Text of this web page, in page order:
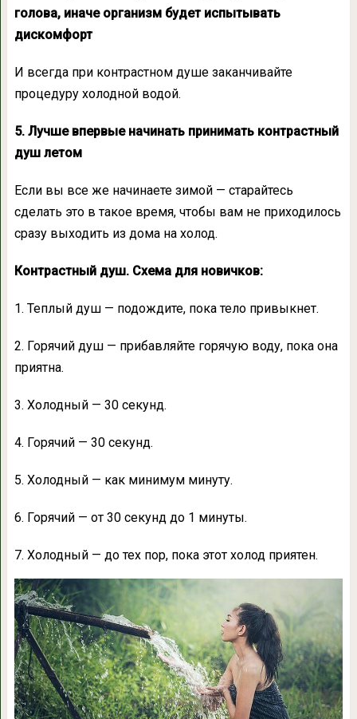
голова, иначе организм будет испытывать
дискомфорт
И всегда при контрастном душе заканчивайте
процедуру холодной водой.
5. Лучше впервые начинать принимать контрастный
душ летом
Если вы все же начинаете зимой — старайтесь
сделать это в такое время, чтобы вам не приходилось
сразу выходить из дома на холод.
Контрастный душ. Схема для новичков:
1. Теплый душ — подождите, пока тело привыкнет.
2. Горячий душ — прибавляйте горячую воду, пока она
приятна.
3. Холодный — 30 секунд.
4. Горячий — 30 секунд.
5. Холодный — как минимум минуту.
6. Горячий — от 30 секунд до 1 минуты.
7. Холодный — до тех пор, пока этот холод приятен.